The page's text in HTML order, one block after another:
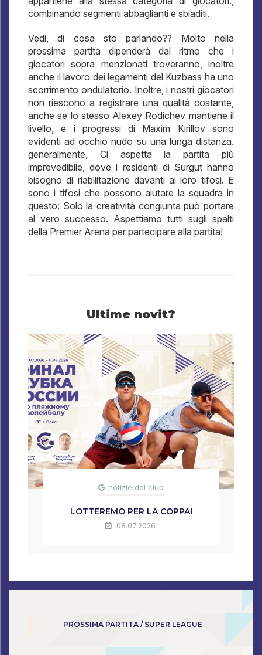
combinando segmenti abbaglianti e sbiaditi.
Vedi, di cosa sto parlando?? Molto nella
prossima partita dipenderà dal ritmo che i
giocatori sopra menzionati troveranno, inoltre
anche il lavoro dei legamenti del Kuzbass ha uno
scorrimento ondulatorio. Inoltre, i nostri giocatori
non riescono a registrare una qualità costante,
anche se lo stesso Alexey Rodichev mantiene il
livello, e i progressi di Maxim Kirillov sono
evidenti ad occhio nudo su una lunga distanza.
generalmente, Ci aspetta la partita più
imprevedibile, dove i residenti di Surgut hanno
bisogno di riabilitazione davanti ai loro tifosi. E
sono i tifosi che possono aiutare la squadra in
questo: Solo la creatività congiunta può portare
al vero successo. Aspettiamo tutti sugli spalti
della Premier Arena per partecipare alla partita!
Ultime novit?
notizie del club
LOTTEREMO PER LA COPPA!
08.07.2026
PROSSIMA PARTITA / SUPER LEAGUE